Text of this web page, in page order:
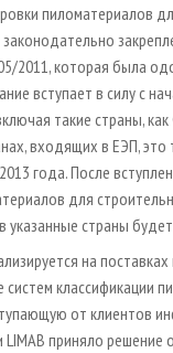
пиломатериалов
2011, которая была
вступает в силу с
такие страны,
входящих в ЕЭП, это
года. После
для
указанные страны
на
классификации
от клиентов
приняло решение